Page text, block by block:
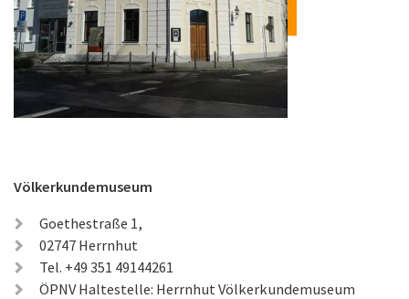
Völkerkundemuseum
Goethestraße 1,
02747 Herrnhut
Tel. +49 351 49144261
ÖPNV Haltestelle: Herrnhut Völkerkundemuseum